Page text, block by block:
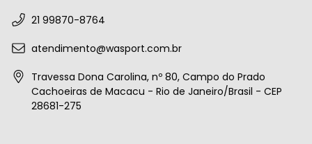
21 99870-8764
atendimento@wasport.com.br
Travessa Dona Carolina, nº 80, Campo do Prado
Cachoeiras de Macacu - Rio de Janeiro/Brasil - CEP
28681-275